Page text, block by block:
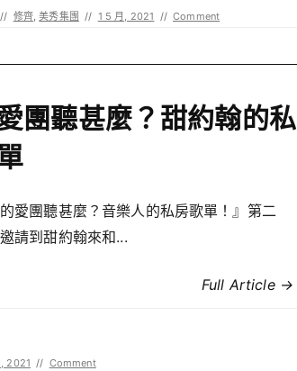
// 修齊,美秀集團 // 1 5 月, 2021 // Comment
團聽甚麼？甜約翰的私
愛團聽甚麼？音樂人的私房歌單！』第二
請到甜約翰來和...
Full Article →
2021 // Comment